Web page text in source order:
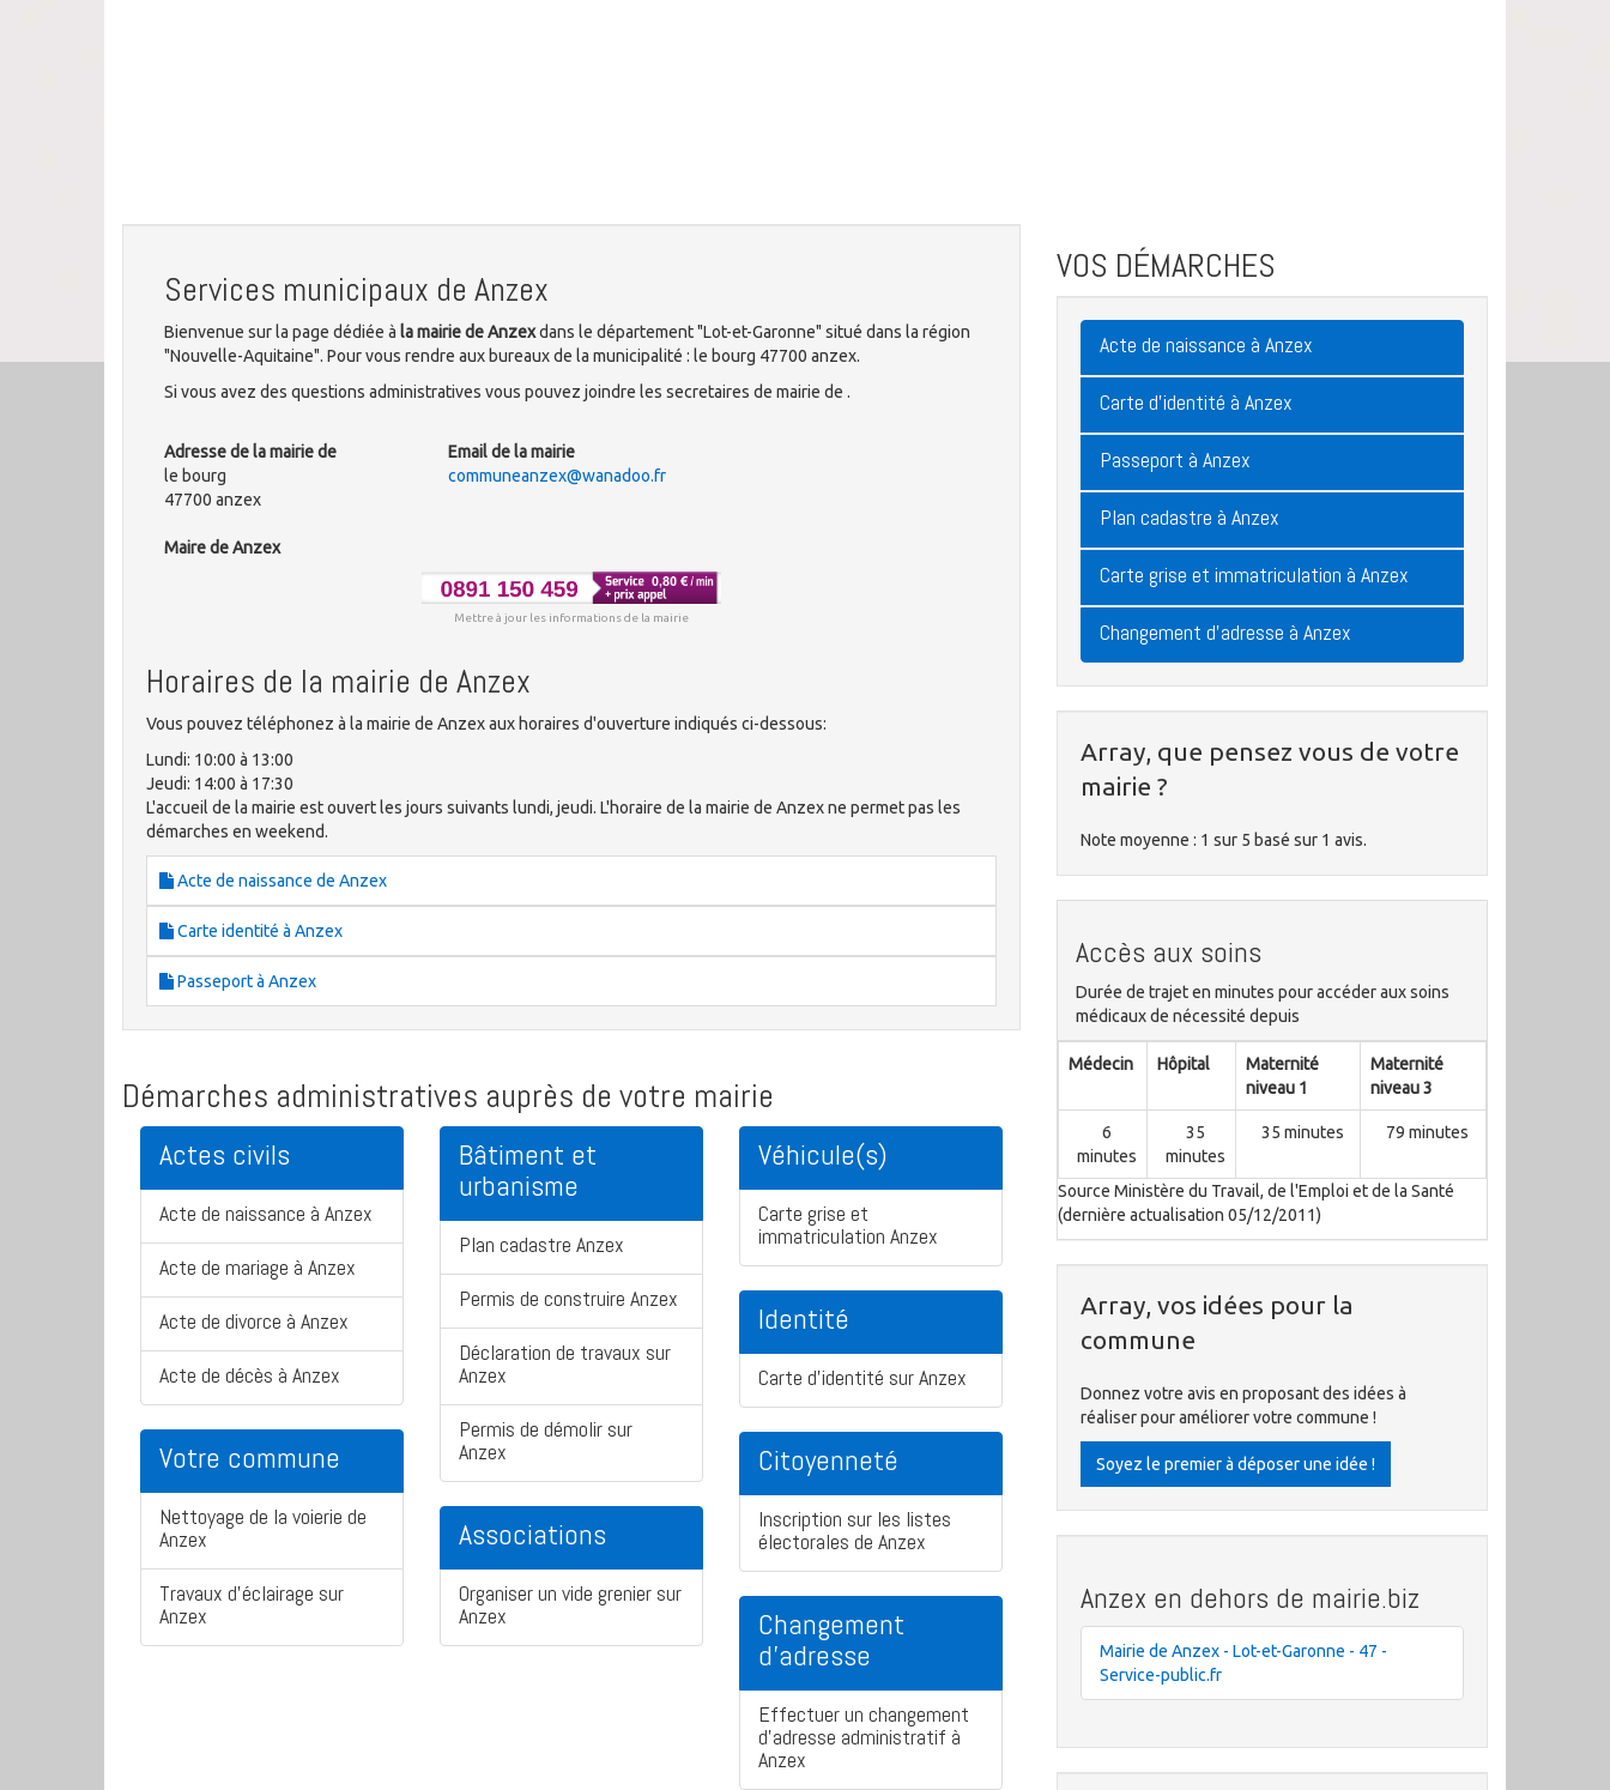
Services municipaux de Anzex
Bienvenue sur la page dédiée à la mairie de Anzexdans le département "Lot-et-Garonne" situé dans la région
"Nouvelle-Aquitaine". Pour vous rendre aux bureaux de la municipalité : le bourg 47700 anzex.
Si vous avez des questions administratives vous pouvez joindre les secretaires de mairie de .
Adresse de la mairie de
le bourg
47700 anzex
Maire de Anzex
Email de la mairie
communeanzex@wanadoo.fr
Mettre à jour les informations de la mairie
Horaires de la mairie de Anzex
Vous pouvez téléphonez à la mairie de Anzex aux horaires d'ouverture indiqués ci-dessous:
Lundi: 10:00 à 13:00
Jeudi: 14:00 à 17:30
L'accueil de la mairie est ouvert les jours suivants lundi, jeudi. L'horaire de la mairie de Anzex ne permet pas les
démarches en weekend.
Acte de naissance de Anzex
Carte identité à Anzex
Passeport à Anzex
Démarches administratives auprès de votre mairie
Actes civils
Acte de naissance à Anzex
Acte de mariage à Anzex
Acte de divorce à Anzex
Acte de décès à Anzex
Votre commune
Nettoyage de la voierie de
Anzex
Travaux d'éclairage sur
Anzex
Bâtiment et
urbanisme
Plan cadastre Anzex
Permis de construire Anzex
Déclaration de travaux sur
Anzex
Permis de démolir sur
Anzex
Associations
Organiser un vide grenier sur
Anzex
Véhicule(s)
Carte grise et
immatriculation Anzex
Identité
Carte d'identité sur Anzex
Citoyenneté
Inscription sur les listes
électorales de Anzex
Changement
d'adresse
Effectuer un changement
d'adresse administratif à
Anzex
VOS DÉMARCHES
Acte de naissance à Anzex
Carte d'identité à Anzex
Passeport à Anzex
Plan cadastre à Anzex
Carte grise et immatriculation à Anzex
Changement d'adresse à Anzex
Array, que pensez vous de votre
mairie ?
Note moyenne : 1 sur 5 basé sur 1 avis.
Accès aux soins
Durée de trajet en minutes pour accéder aux soins
médicaux de nécessité depuis
Médecin Hôpital
Maternité
niveau 1
Maternité
niveau 3
6
minutes
35
minutes
35 minutes 79 minutes
Source Ministère du Travail, de l'Emploi et de la Santé
(dernière actualisation 05/12/2011)
Array, vos idées pour la
commune
Donnez votre avis en proposant des idées à
réaliser pour améliorer votre commune !
Soyez le premier à déposer une idée !
Anzex en dehors de mairie.biz
Mairie de Anzex - Lot-et-Garonne - 47 -
Service-public.fr